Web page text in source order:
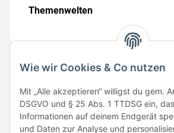
Wie wir Cookies & Co nutzen
Mit „Alle akzeptieren“ willigst du gem.
DSGVO und § 25 Abs. 1 TTDSG ein,
Informationen auf deinem Endgerät
und Daten zur Analyse und
Themenwelten
Folge uns